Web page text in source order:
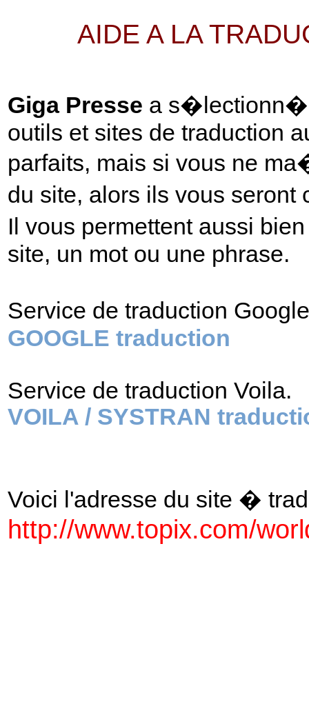
AIDE A LA
Giga Presse a s�lectionn�
outils et sites de traduction
parfaits, mais si vous ne
du site, alors ils vous
Il vous permettent aussi
site, un mot ou une phrase.
Service de traduction
GOOGLE traduction
Service de traduction Voila.
VOILA / SYSTRAN
Voici l'adresse du site �
http://www.topix.com/